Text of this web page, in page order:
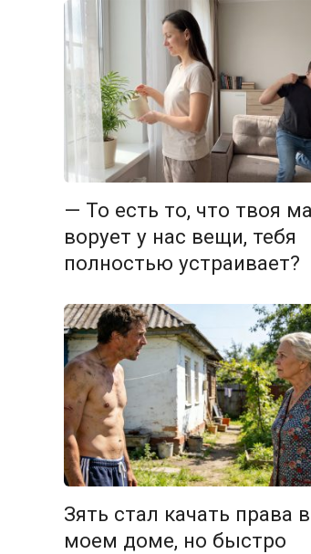
— То есть то, что твоя
ворует у нас вещи, тебя
полностью устраивает?
Зять стал качать права в
моем доме, но быстро